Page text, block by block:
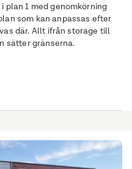
plan 1 med genomkörning
som kan anpassas efter
till
sätter gränserna.